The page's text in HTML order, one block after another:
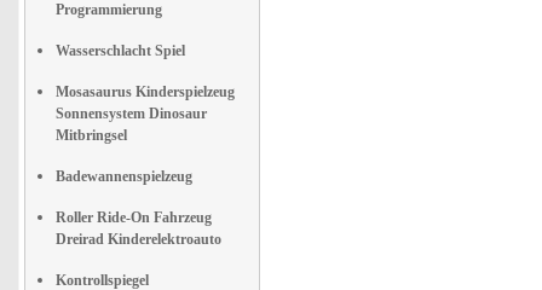
Programmierung
Wasserschlacht Spiel
Mosasaurus Kinderspielzeug
Sonnensystem Dinosaur
Mitbringsel
Badewannenspielzeug
Roller Ride-On Fahrzeug
Dreirad Kinderelektroauto
Kontrollspiegel